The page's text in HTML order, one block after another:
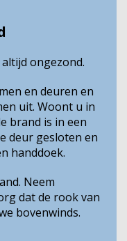
ongezond.
en deuren en
uit. Woont u in
brand is in een
deur gesloten en
handdoek.
Neem
dat de rook van
bovenwinds.